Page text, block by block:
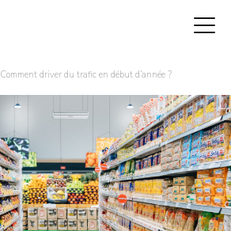
Comment driver du trafic en début d’année ?